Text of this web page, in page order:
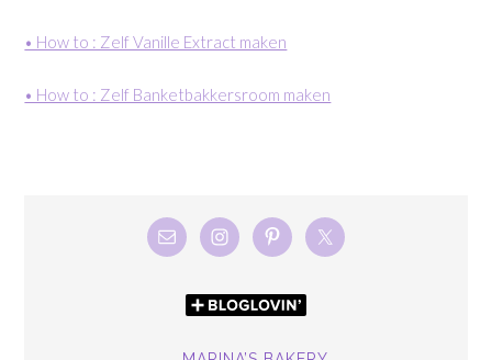
• How to : Zelf Vanille Extract maken
• How to : Zelf Banketbakkersroom maken